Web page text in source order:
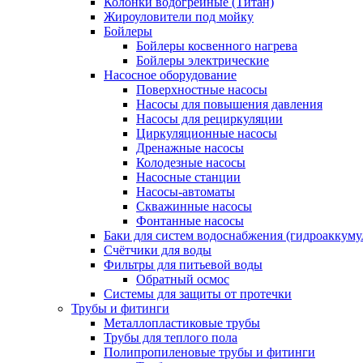
Жироуловители под мойку
Бойлеры
Бойлеры косвенного нагрева
Бойлеры электрические
Насосное оборудование
Поверхностные насосы
Насосы для повышения давления
Насосы для рециркуляции
Циркуляционные насосы
Дренажные насосы
Колодезные насосы
Насосные станции
Насосы-автоматы
Скважинные насосы
Фонтанные насосы
Баки для систем водоснабжения
Счётчики для воды
Фильтры для питьевой воды
Обратный осмос
Системы для защиты от протечки
Трубы и фитинги
Металлопластиковые трубы
Трубы для теплого пола
Полипропиленовые трубы и фитинги